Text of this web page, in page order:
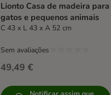
Lionto Casa de madeira para
gatos e pequenos animais
C 43 x L 43 x A 52 cm
49,49 €
Sem avaliações